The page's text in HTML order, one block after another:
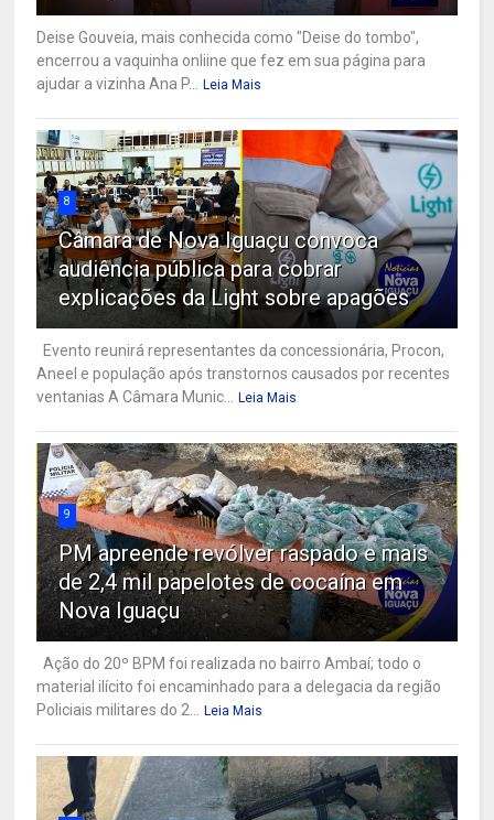
Deise Gouveia, mais conhecida como "Deise do tombo",
encerrou a vaquinha onliine que fez em sua página para
ajudar a vizinha Ana P... Leia Mais
8
Câmara de Nova Iguaçu convoca
audiência pública para cobrar
explicações da Light sobre apagões
Evento reunirá representantes da concessionária, Procon,
Aneel e população após transtornos causados por recentes
ventanias A Câmara Munic... Leia Mais
9
PM apreende revólver raspado e mais
de 2,4 mil papelotes de cocaína em
Nova Iguaçu
Ação do 20º BPM foi realizada no bairro Ambaí; todo o
material ilícito foi encaminhado para a delegacia da região
Policiais militares do 2... Leia Mais